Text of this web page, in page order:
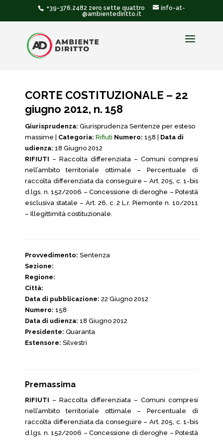
+39-376.2482 zero sette quattro
info-at-
@ambientediritto.it
CORTE COSTITUZIONALE – 22
giugno 2012, n. 158
Giurisprudenza: Giurisprudenza Sentenze per esteso
massime | Categoria: Rifiuti Numero: 158 | Data di
udienza: 18 Giugno 2012
RIFIUTI – Raccolta differenziata – Comuni compresi
nell’ambito territoriale ottimale – Percentuale di
raccolta differenziata da conseguire – Art. 205, c. 1-bis
d.lgs. n. 152/2006 – Concessione di deroghe – Potestà
esclusiva statale – Art. 26, c. 2 L.r. Piemonte n. 10/2011
– Illegittimità costituzionale.
Provvedimento: Sentenza
Sezione:
Regione:
Città:
Data di pubblicazione: 22 Giugno 2012
Numero: 158
Data di udienza: 18 Giugno 2012
Presidente: Quaranta
Estensore: Silvestri
Premassima
RIFIUTI – Raccolta differenziata – Comuni compresi
nell’ambito territoriale ottimale – Percentuale di
raccolta differenziata da conseguire – Art. 205, c. 1-bis
d.lgs. n. 152/2006 – Concessione di deroghe – Potestà